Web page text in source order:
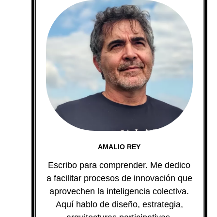
AMALIO REY
Escribo para comprender. Me dedico
a facilitar procesos de innovación que
aprovechen la inteligencia colectiva.
Aquí hablo de diseño, estrategia,